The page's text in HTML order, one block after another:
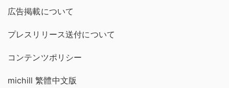
広告掲載について
プレスリリース送付について
コンテンツポリシー
michill 繁體中文版